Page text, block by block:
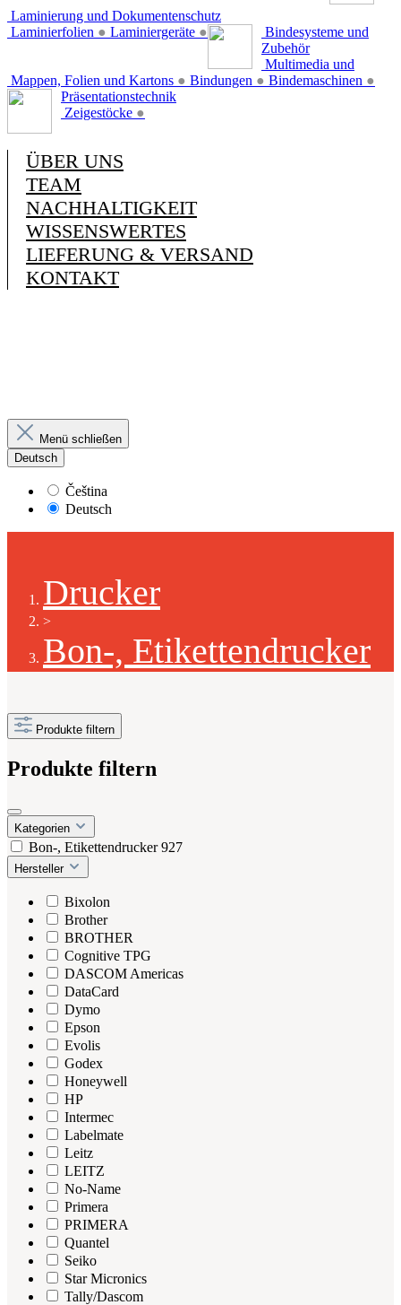
Laminierung und Dokumentenschutz
Laminierfolien ● Laminiergeräte ●
Bindesysteme und
Zubehör
Mappen, Folien und Kartons ● Bindungen ● Bindemaschinen ●
Multimedia und
Präsentationstechnik
Zeigestöcke ●
ÜBER UNS
TEAM
NACHHALTIGKEIT
WISSENSWERTES
LIEFERUNG & VERSAND
KONTAKT
Menü schließen
Deutsch
Čeština
Deutsch
Drucker
>
Bon-, Etikettendrucker
Produkte filtern
Produkte filtern
Kategorien
Bon-, Etikettendrucker927
Hersteller
Bixolon
Brother
BROTHER
Cognitive TPG
DASCOM Americas
DataCard
Dymo
Epson
Evolis
Godex
Honeywell
HP
Intermec
Labelmate
Leitz
LEITZ
No-Name
Primera
PRIMERA
Quantel
Seiko
Star Micronics
Tally/Dascom